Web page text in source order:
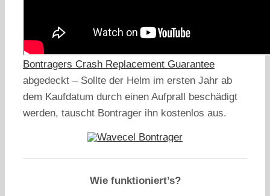
ist, nehmen wir den Helm problemlos zurück.
Darüber hinaus sind diese Helme durch
Bontragers Crash Replacement Guarantee
abgedeckt – Sollte der Helm im ersten Jahr ab
dem Kaufdatum durch einen Aufprall beschädigt
werden, tauscht Bontrager ihn kostenlos aus.
Wie funktioniert’s?